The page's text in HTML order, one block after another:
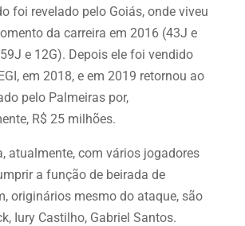
foi revelado pelo Goiás, onde viveu
da carreira em 2016 (43J e
e 12G). Depois ele foi vendido
em 2018, e em 2019 retornou ao
pelo Palmeiras por,
R$ 25 milhões.
atualmente, com vários jogadores
a função de beirada de
originários mesmo do ataque, são
Iury Castilho, Gabriel Santos.